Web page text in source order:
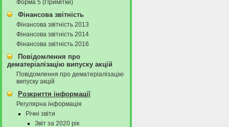
Форма 5 (Примітки)
Фінансова звітність
Фінансова звітність 2013
Фінансова звітність 2014
Фінансова звітність 2016
Повідомлення про
дематеріалізацію випуску акцій
Повідомлення про дематеріалізацію
випуску акцій
Розкриття інформації
Регулярна інформація
Річні звіти
Звіт за 2020 рік